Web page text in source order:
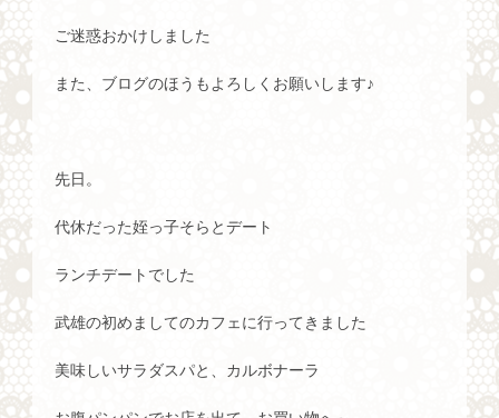
ご迷惑おかけしました
また、ブログのほうもよろしくお願いします♪
先日。
代休だった姪っ子そらとデート
ランチデートでした
武雄の初めましてのカフェに行ってきました
美味しいサラダスパと、カルボナーラ